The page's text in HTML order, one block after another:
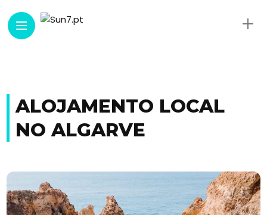
ALOJAMENTO LOCAL
NO ALGARVE